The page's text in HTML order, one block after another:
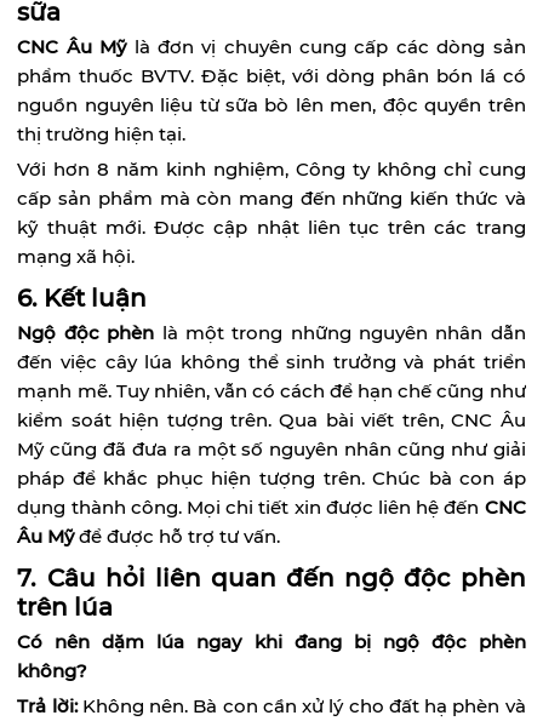
sữa
CNC Âu Mỹlà đơn vị chuyên cung cấp các dòng sản
phẩm thuốc BVTV. Đặc biệt, với dòng phân bón lá có
nguồn nguyên liệu từ sữa bò lên men, độc quyền trên
thị trường hiện tại.
Với hơn 8 năm kinh nghiệm, Công ty không chỉ cung
cấp sản phẩm mà còn mang đến những kiến thức và
kỹ thuật mới. Được cập nhật liên tục trên các trang
mạng xã hội.
6. Kết luận
Ngộ độc phèn là một trong những nguyên nhân dẫn
đến việc cây lúa không thể sinh trưởng và phát triển
mạnh mẽ. Tuy nhiên, vẫn có cách để hạn chế cũng như
kiểm soát hiện tượng trên. Qua bài viết trên, CNC Âu
Mỹ cũng đã đưa ra một số nguyên nhân cũng như giải
pháp để khắc phục hiện tượng trên. Chúc bà con áp
dụng thành công. Mọi chi tiết xin được liên hệ đến CNC
Âu Mỹđể được hỗ trợ tư vấn.
7. Câu hỏi liên quan đến ngộ độc phèn
trên lúa
Có nên dặm lúa ngay khi đang bị ngộ độc phèn
không?
Trả lời:Không nên. Bà con cần xử lý cho đất hạ phèn và